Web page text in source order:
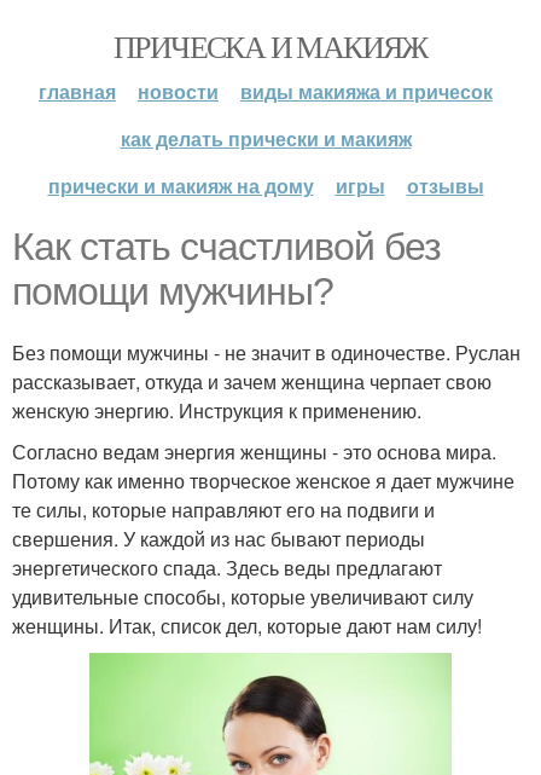
ПРИЧЕСКА И МАКИЯЖ
главная новости
виды макияжа и причесок
как делать прически и макияж
прически и макияж на дому
игры отзывы
Как стать счастливой без
помощи мужчины?
Без помощи мужчины - не значит в одиночестве. Руслан
рассказывает, откуда и зачем женщина черпает свою
женскую энергию. Инструкция к применению.
Согласно ведам энергия женщины - это основа мира.
Потому как именно творческое женское я дает мужчине
те силы, которые направляют его на подвиги и
свершения. У каждой из нас бывают периоды
энергетического спада. Здесь веды предлагают
удивительные способы, которые увеличивают силу
женщины. Итак, список дел, которые дают нам силу!